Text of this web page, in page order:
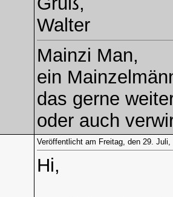
Walter
Mainzi Man,
ein
das gerne
oder auch
Veröffentlicht am Freitag, den 29.
Hi,